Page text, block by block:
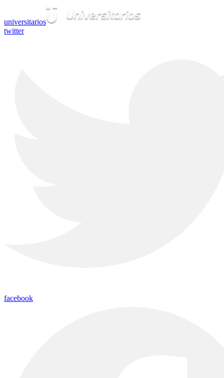
universitarios
twitter
facebook